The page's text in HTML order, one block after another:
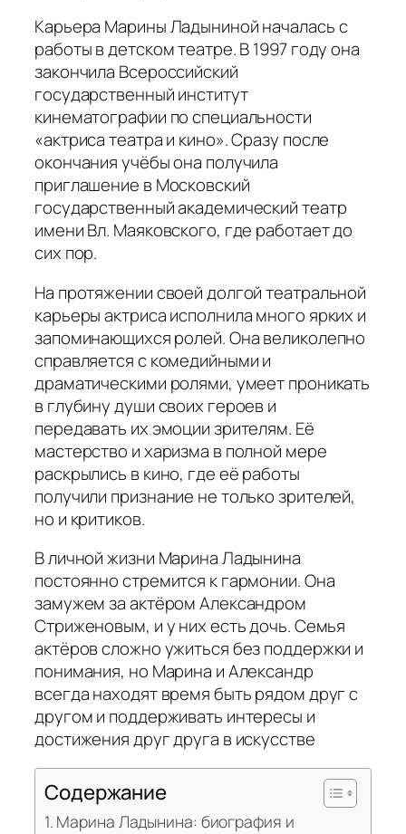
Карьера Марины Ладыниной началась с
работы в детском театре. В 1997 году она
закончила Всероссийский
государственный институт
кинематографии по специальности
«актриса театра и кино». Сразу после
окончания учёбы она получила
приглашение в Московский
государственный академический театр
имени Вл. Маяковского, где работает до
сих пор.
На протяжении своей долгой театральной
карьеры актриса исполнила много ярких и
запоминающихся ролей. Она великолепно
справляется с комедийными и
драматическими ролями, умеет проникать
в глубину души своих героев и
передавать их эмоции зрителям. Её
мастерство и харизма в полной мере
раскрылись в кино, где её работы
получили признание не только зрителей,
но и критиков.
В личной жизни Марина Ладынина
постоянно стремится к гармонии. Она
замужем за актёром Александром
Стриженовым, и у них есть дочь. Семья
актёров сложно ужиться без поддержки и
понимания, но Марина и Александр
всегда находят время быть рядом друг с
другом и поддерживать интересы и
достижения друг друга в искусстве
Содержание
Марина Ладынина: биография и